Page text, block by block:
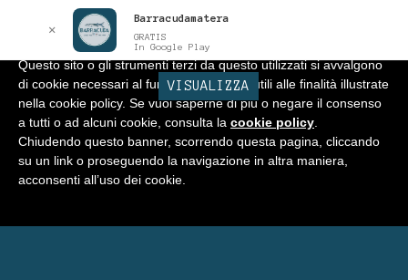
Vai
alla
navigazione
Vai
al
contenuto
BARRACUDA Menu
Home
Negozio
✕
Barracudamatera
GRATIS
In Google Play
VISUALIZZA
Informativa
Questo sito o gli strumenti terzi da questo utilizzati si avvalgono
di cookie necessari al funzionamento ed utili alle finalità illustrate
nella cookie policy. Se vuoi saperne di più o negare il consenso
a tutti o ad alcuni cookie, consulta la cookie policy
Chiudendo questo banner, scorrendo questa pagina, cliccando
su un link o proseguendo la navigazione in altra maniera,
acconsenti all’uso dei cookie.